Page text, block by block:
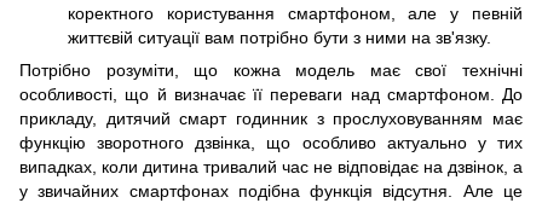
коректного користування смартфоном, але у певній
життєвій ситуації вам потрібно бути з ними на зв'язку.
Потрібно розуміти, що кожна модель має свої технічні
особливості, що й визначає її переваги над смартфоном. До
прикладу, дитячий смарт годинник з прослуховуванням має
функцію зворотного дзвінка, що особливо актуально у тих
випадках, коли дитина тривалий час не відповідає на дзвінок, а
у звичайних смартфонах подібна функція відсутня. Але це